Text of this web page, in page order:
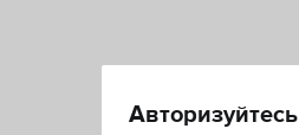
Авторизуйтесь